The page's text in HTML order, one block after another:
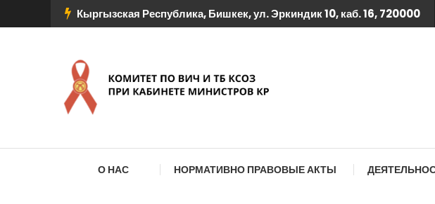
к
Кыргызская Республика, Бишкек, ул. Эркиндик 10, каб. 16, 720000
О НАС НОРМАТИВНО ПРАВОВЫЕ АКТЫ